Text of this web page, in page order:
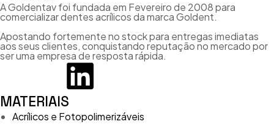
A Goldentav foi fundada em Fevereiro de 2008 para
comercializar dentes acrílicos da marca Goldent.
Apostando fortemente no stock para entregas imediatas
aos seus clientes, conquistando reputação no mercado por
ser uma empresa de resposta rápida.
MATERIAIS
Acrílicos e Fotopolimerizáveis